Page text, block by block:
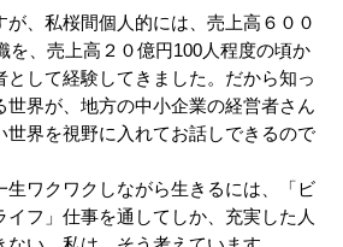
、私桜間個人的には、売上高６００
を、売上高２０億円100人程度の頃か
として経験してきました。だから知っ
世界が、地方の中小企業の経営者さん
世界を視野に入れてお話しできるので
生ワクワクしながら生きるには、「ビ
イフ」仕事を通してしか、充実した人